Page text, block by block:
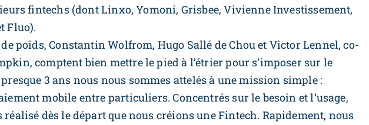
fintechs (dont Linxo, Yomoni, Grisbee, Vivienne Investissement,
Fluo).
poids, Constantin Wolfrom, Hugo Sallé de Chou et Victor Lennel, co-
comptent bien mettre le pied à l’étrier pour s’imposer sur le
3 ans nous nous sommes attelés à une mission simple :
mobile entre particuliers. Concentrés sur le besoin et l’usage,
réalisé dès le départ que nous créions une Fintech. Rapidement, nous